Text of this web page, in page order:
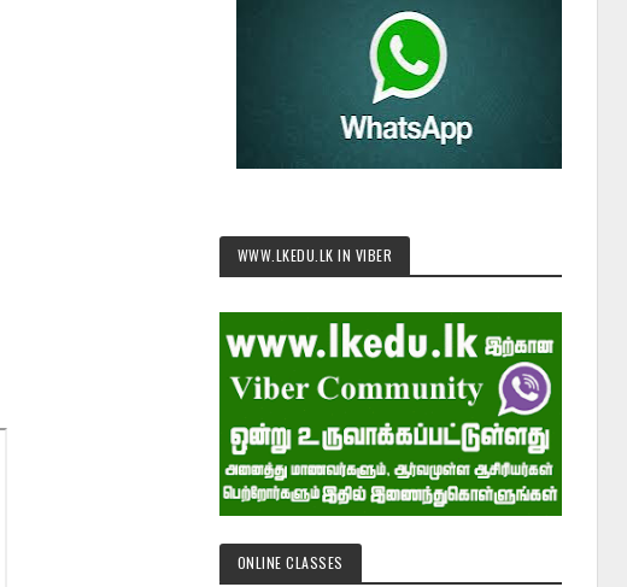
WWW.LKEDU.LK IN VIBER
ONLINE CLASSES